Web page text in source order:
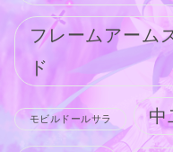
フレームアー
ド
モビルドールサラ 中